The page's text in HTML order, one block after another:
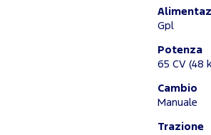
Gpl
Potenza
65 CV (48
Cambio
Manuale
Trazione